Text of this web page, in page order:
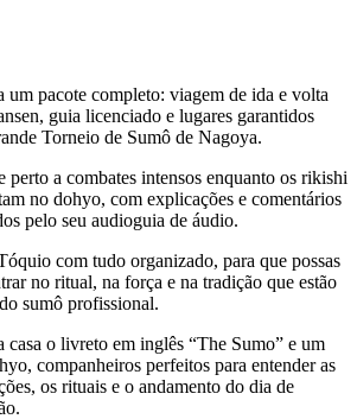
um pacote completo: viagem de ida e volta
guia licenciado e lugares garantidos
Torneio de Sumô de Nagoya.
perto a combates intensos enquanto os rikishi
no dohyo, com explicações e comentários
pelo seu audioguia de áudio.
com tudo organizado, para que possas
no ritual, na força e na tradição que estão
sumô profissional.
casa o livreto em inglês “The Sumo” e um
companheiros perfeitos para entender as
os rituais e o andamento do dia de